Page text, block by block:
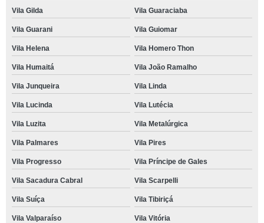
Vila Gilda Vila Guaraciaba
Vila Guarani Vila Guiomar
Vila Helena Vila Homero Thon
Vila Humaitá Vila João Ramalho
Vila Junqueira Vila Linda
Vila Lucinda Vila Lutécia
Vila Luzita Vila Metalúrgica
Vila Palmares Vila Pires
Vila Progresso Vila Príncipe de Gales
Vila Sacadura Cabral Vila Scarpelli
Vila Suíça Vila Tibiriçá
Vila Valparaíso Vila Vitória